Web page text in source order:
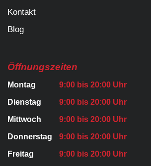
Kontakt
Blog
Öffnungszeiten
Montag 9:00 bis 20:00 Uhr
Dienstag 9:00 bis 20:00 Uhr
Mittwoch 9:00 bis 20:00 Uhr
Donnerstag 9:00 bis 20:00 Uhr
Freitag 9:00 bis 20:00 Uhr